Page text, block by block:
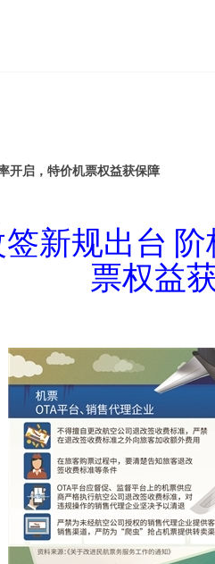
开启，特价机票权益获保障
新规出台
票权益